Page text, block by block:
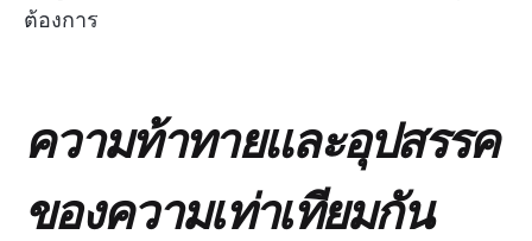
ต้องการ
ความท้าทายและอุปสรรค
ของความเท่าเทียมกัน